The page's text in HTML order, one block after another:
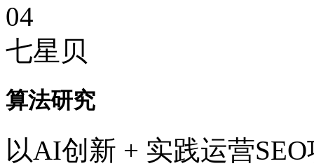
04
七星贝
算法研究
以AI创新 + 实践运营